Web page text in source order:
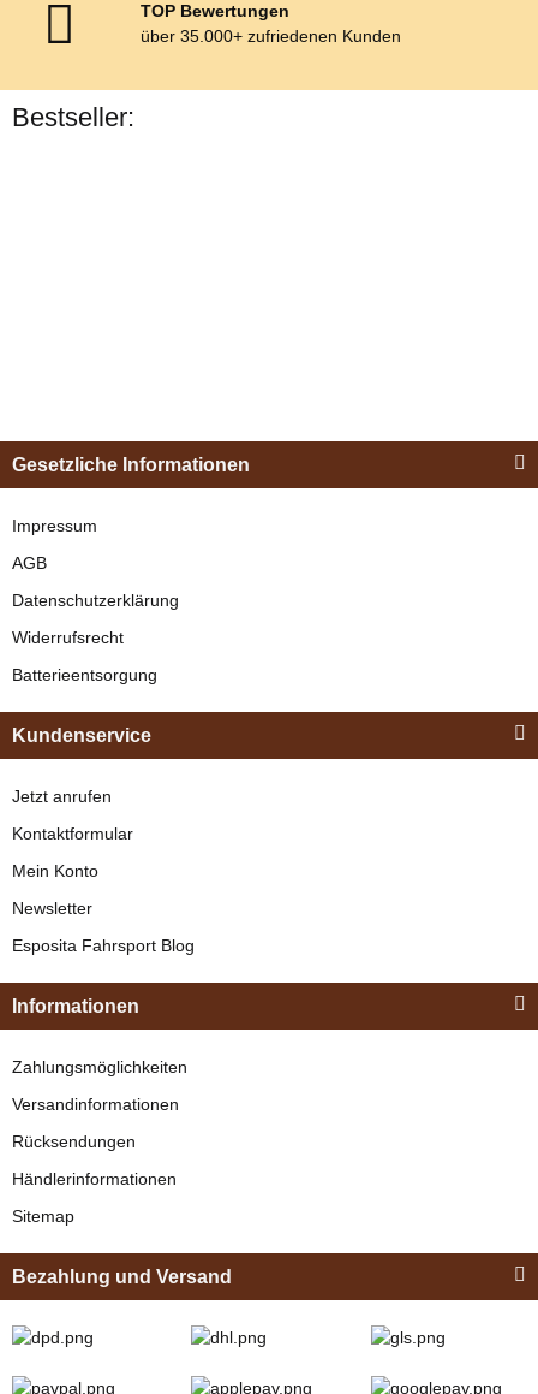
TOP Bewertungen
über 35.000+ zufriedenen Kunden
Bestseller:
"Shettyglück"
"Shettyglück"
Braun
329,00 €*
Gesetzliche Informationen
Impressum
AGB
Datenschutzerklärung
Widerrufsrecht
Batterieentsorgung
Kundenservice
Jetzt anrufen
Kontaktformular
Mein Konto
Newsletter
Esposita Fahrsport Blog
Informationen
Zahlungsmöglichkeiten
Versandinformationen
Rücksendungen
Händlerinformationen
Sitemap
Bezahlung und Versand